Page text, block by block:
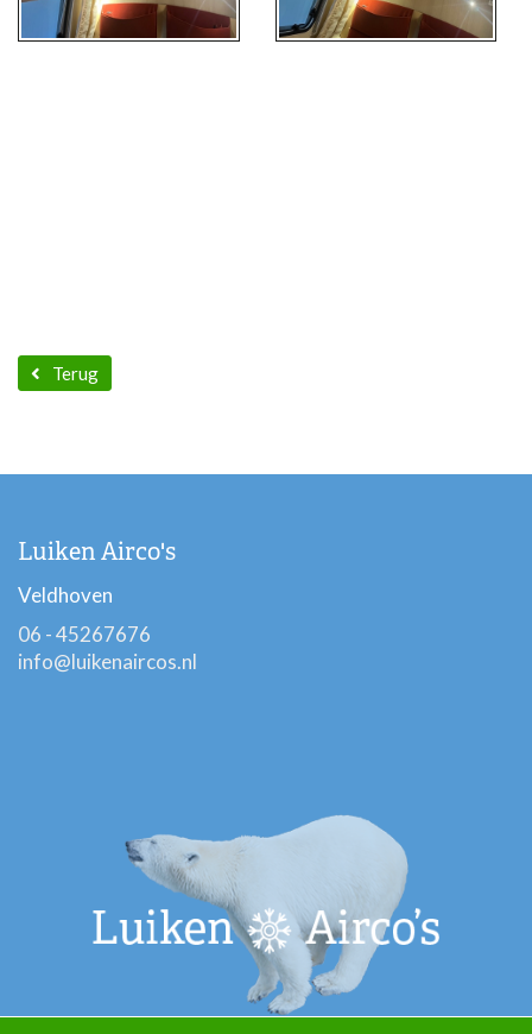
Terug
Luiken Airco's
Veldhoven
06 - 45267676
info@luikenaircos.nl